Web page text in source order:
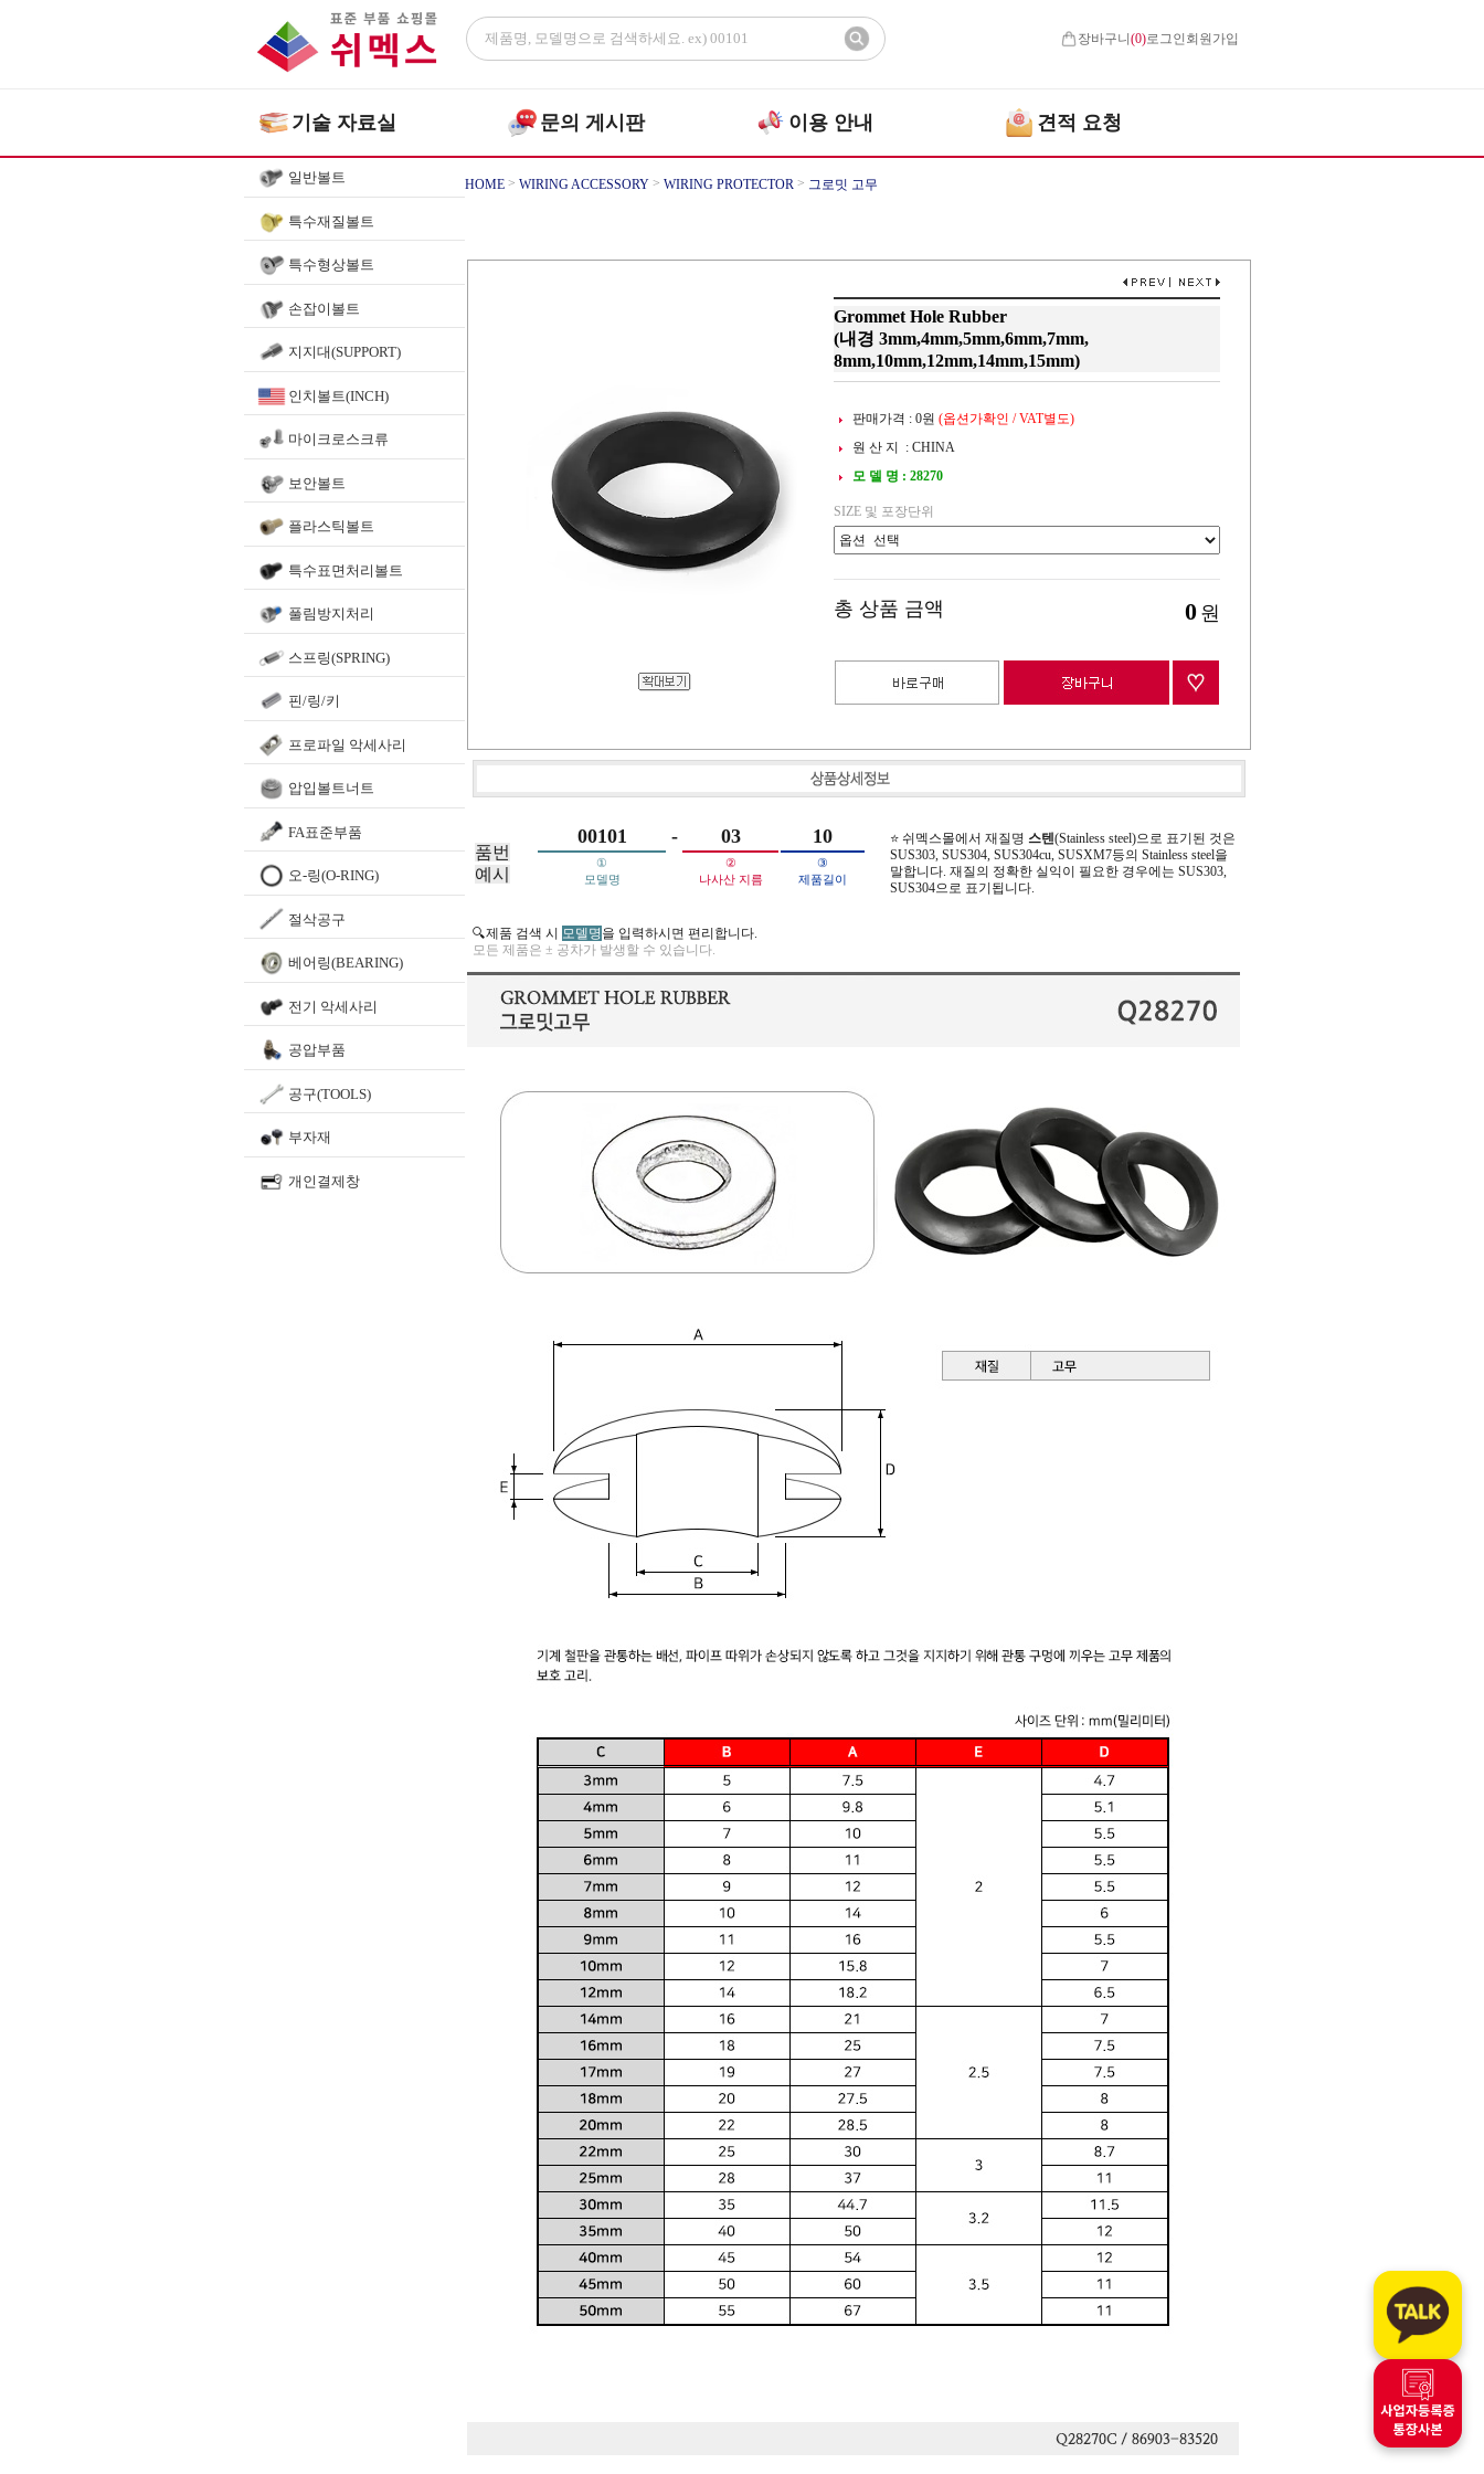
장바구니(0)로그인 회원가입
기술 자료실 문의 게시판 이용 안내 견적 요청
일반볼트
특수재질볼트
특수형상볼트
손잡이볼트
지지대(SUPPORT)
인치볼트(INCH)
마이크로스크류
보안볼트
플라스틱볼트
특수표면처리볼트
풀림방지처리
스프링(SPRING)
핀/링/키
프로파일 악세사리
압입볼트너트
FA표준부품
오-링(O-RING)
절삭공구
베어링(BEARING)
전기 악세사리
공압부품
공구(TOOLS)
부자재
개인결제창
HOME > WIRING ACCESSORY > WIRING PROTECTOR > 그로밋 고무
Grommet Hole Rubber
(내경 3mm,4mm,5mm,6mm,7mm,
8mm,10mm,12mm,14mm,15mm)
판매가격 : 0원 (옵션가확인 / VAT별도)
원 산 지 : CHINA
모 델 명 : 28270
SIZE 및 포장단위
총 상품 금액 0 원
품번
예시
00101 - 03 10
①
모델명
②
나사산 지름
③
제품길이
⭐ 쉬멕스몰에서 재질명 스텐(Stainless steel)으로 표기된 것은
SUS303, SUS304, SUS304cu, SUSXM7등의 Stainless steel을
말합니다. 재질의 정확한 실익이 필요한 경우에는 SUS303,
SUS304으로 표기됩니다.
🔍제품 검색 시 모델명을 입력하시면 편리합니다.
모든 제품은 ± 공차가 발생할 수 있습니다.